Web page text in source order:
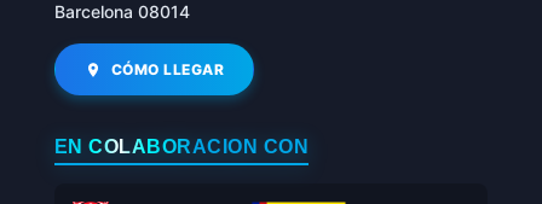
Barcelona 08014
CÓMO LLEGAR
EN COLABORACIÓN CON